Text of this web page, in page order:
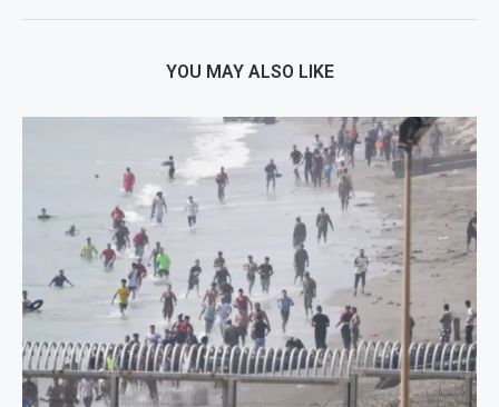
YOU MAY ALSO LIKE